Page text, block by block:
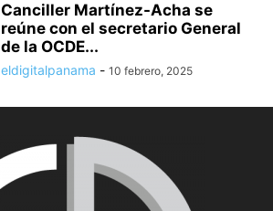
Canciller Martínez-Acha se
reúne con el secretario General
de la OCDE...
eldigitalpanama - 10 febrero, 2025